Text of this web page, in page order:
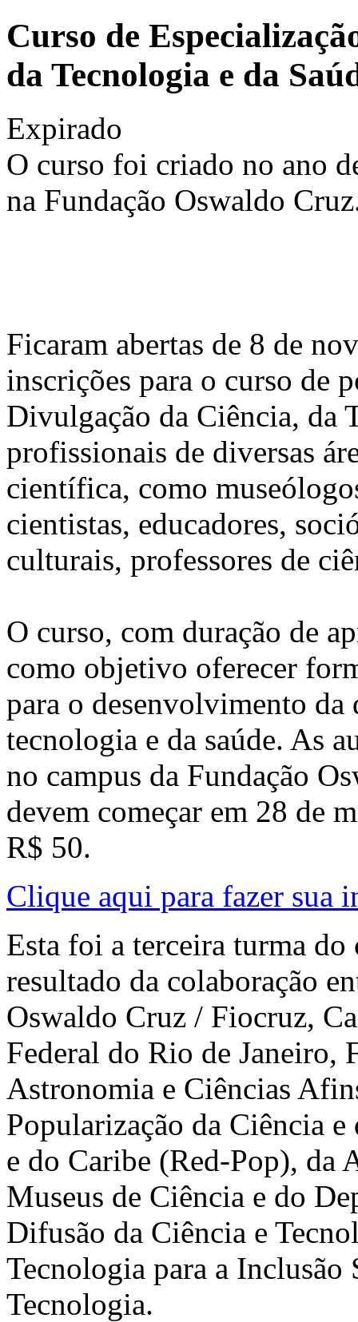
Curso de
da Tecnologia e da
Expirado
O curso foi criado no ano
na Fundação Oswaldo
Ficaram abertas de 8 de
inscrições para o curso de
Divulgação da Ciência, da
profissionais de diversas
científica, como
cientistas, educadores,
culturais, professores de
O curso, com duração de
como objetivo oferecer
para o desenvolvimento
tecnologia e da saúde. As
no campus da Fundação
devem começar em 28 de
R$ 50.
Clique aqui para fazer sua
Esta foi a terceira turma
resultado da colaboração
Oswaldo Cruz / Fiocruz,
Federal do Rio de Janeiro,
Astronomia e Ciências
Popularização da Ciência
e do Caribe (Red-Pop), da
Museus de Ciência e do
Difusão da Ciência e
Tecnologia para a
Tecnologia.